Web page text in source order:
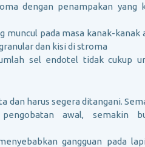
dengan penampakan yang
pada masa kanak-kanak
dan kisi di stroma
sel endotel tidak cukup
dan harus segera ditangani.
awal, semakin
gangguan pada